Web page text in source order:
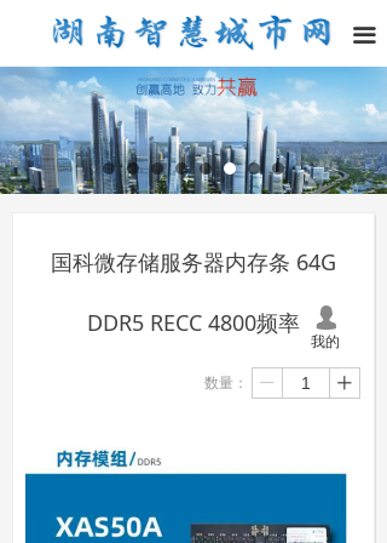
끀
国科微存储服务器内存条 64G
DDR5 RECC 4800频率
数量： ꄷ ꄸ
넙
我的